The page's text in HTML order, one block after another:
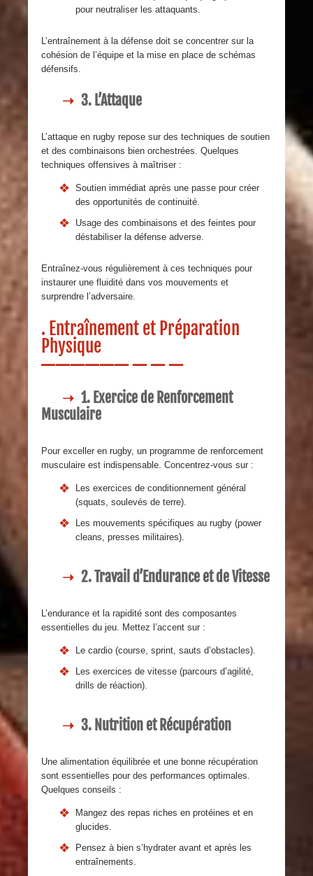
pour neutraliser les attaquants.
L’entraînement à la défense doit se concentrer sur la
cohésion de l’équipe et la mise en place de schémas
défensifs.
3. L’Attaque
L’attaque en rugby repose sur des techniques de soutien
et des combinaisons bien orchestrées. Quelques
techniques offensives à maîtriser :
Soutien immédiat après une passe pour créer
des opportunités de continuité.
Usage des combinaisons et des feintes pour
déstabiliser la défense adverse.
Entraînez-vous régulièrement à ces techniques pour
instaurer une fluidité dans vos mouvements et
surprendre l’adversaire.
. Entraînement et Préparation
Physique
1. Exercice de Renforcement
Musculaire
Pour exceller en rugby, un programme de renforcement
musculaire est indispensable. Concentrez-vous sur :
Les exercices de conditionnement général
(squats, soulevés de terre).
Les mouvements spécifiques au rugby (power
cleans, presses militaires).
2. Travail d’Endurance et de Vitesse
L’endurance et la rapidité sont des composantes
essentielles du jeu. Mettez l’accent sur :
Le cardio (course, sprint, sauts d’obstacles).
Les exercices de vitesse (parcours d’agilité,
drills de réaction).
3. Nutrition et Récupération
Une alimentation équilibrée et une bonne récupération
sont essentielles pour des performances optimales.
Quelques conseils :
Mangez des repas riches en protéines et en
glucides.
Pensez à bien s’hydrater avant et après les
entraînements.